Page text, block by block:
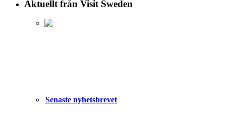
Aktuellt från Visit Sweden
Senaste nyhetsbrevet